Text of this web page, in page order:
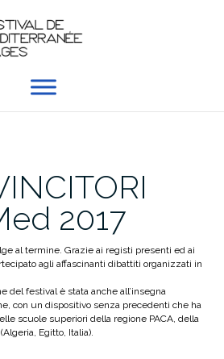
2017
al termine. Grazie ai registi presenti ed ai
agli affascinanti dibattiti organizzati in
del festival è stata anche all’insegna
con un dispositivo senza precedenti che ha
scuole superiori della regione PACA, della
Egitto, Italia).